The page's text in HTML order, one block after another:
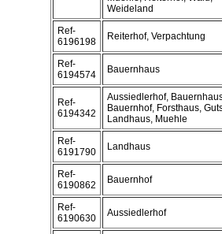
Weideland
Ref-
6196198
Reiterhof, Verpachtung
Ref-
6194574
Bauernhaus
Ref-
6194342
Aussiedlerhof,
Bauernhof, Forsthaus,
Landhaus, Muehle
Ref-
6191790
Landhaus
Ref-
6190862
Bauernhof
Ref-
6190630
Aussiedlerhof